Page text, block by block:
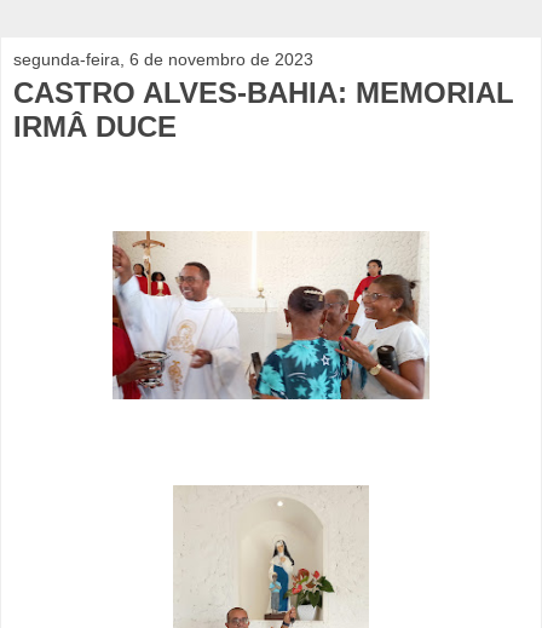
segunda-feira, 6 de novembro de 2023
CASTRO ALVES-BAHIA: MEMORIAL
IRMÂ DUCE